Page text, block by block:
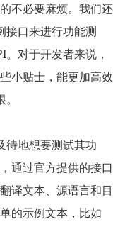
不必要麻烦。我们还
接口来进行功能测
对于开发者来说，
小贴士，能更加高效
待地想要测试其功
通过官方提供的接口
译文本、源语言和目
的示例文本，比如